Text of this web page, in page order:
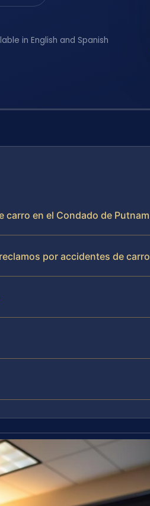
in English and Spanish
carro en el Condado de Putnam
por accidentes de carro